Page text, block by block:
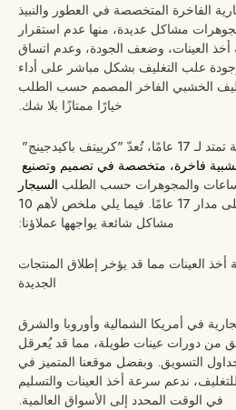
الفاخرة المتخصصة في العطور والنبيذ
مشاكل عديدة، منها عدم استقرار
أخذ العينات، وضعف الجودة، وعدم اتساق
علب التغليف بشكل مباشر على أداء
الخشبي الفاخر المصمم حسب الطلب
خيارًا ممتازًا بلا شك.
"كرييتف باكيدجينج"
فاخرة، متخصصة في تصميم وتصنيع
السيجار والمجوهرات حسب الطلب
قدمنا ​​حلولًا مُرضية لعملائنا على مدار 17 عامًا. فيما يلي ملخص لأهم 10
مشاكل شائعة يواجهها عملاؤنا:
العينات مما قد يؤخر إطلاق المنتجات
الجديدة
في أمريكا الشمالية وأوروبا والشرق
من دورات عينات طويلة، مما قد يُعرقل
التسويق. وبفضل موقعنا المتميز في
ندعم سرعة أخذ العينات والتسليم
في الوقت المحدد إلى الأسواق العالمية.